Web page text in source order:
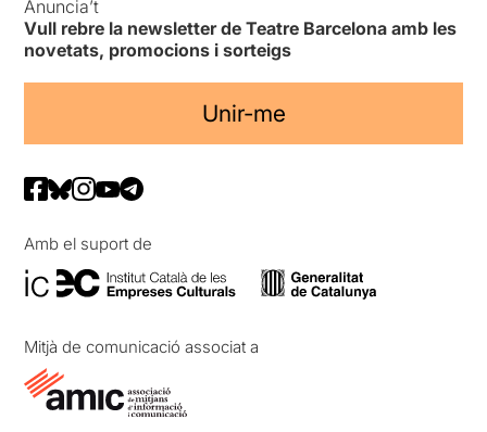
Anuncia’t
Vull rebre la newsletter de Teatre Barcelona amb les
novetats, promocions i sorteigs
Unir-me
Amb el suport de
Mitjà de comunicació associat a